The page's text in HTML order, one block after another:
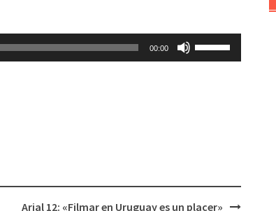
00:00
el
Arial 12: «Filmar en Uruguay es un placer»